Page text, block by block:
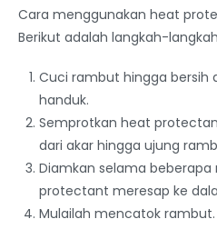
Cara menggunakan heat
Berikut adalah langkah-
Cuci rambut hingga bersih
handuk.
Semprotkan heat
dari akar hingga ujung
Diamkan selama
protectant meresap ke
Mulailah mencatok rambut.